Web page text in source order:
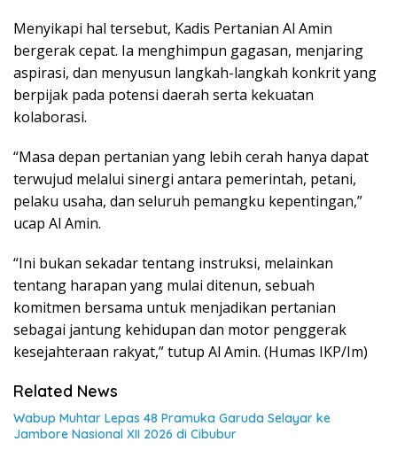
Menyikapi hal tersebut, Kadis Pertanian Al Amin
bergerak cepat. Ia menghimpun gagasan, menjaring
aspirasi, dan menyusun langkah-langkah konkrit yang
berpijak pada potensi daerah serta kekuatan
kolaborasi.
“Masa depan pertanian yang lebih cerah hanya dapat
terwujud melalui sinergi antara pemerintah, petani,
pelaku usaha, dan seluruh pemangku kepentingan,”
ucap Al Amin.
“Ini bukan sekadar tentang instruksi, melainkan
tentang harapan yang mulai ditenun, sebuah
komitmen bersama untuk menjadikan pertanian
sebagai jantung kehidupan dan motor penggerak
kesejahteraan rakyat,” tutup Al Amin. (Humas IKP/Im)
Related News
Wabup Muhtar Lepas 48 Pramuka Garuda Selayar ke
Jambore Nasional XII 2026 di Cibubur